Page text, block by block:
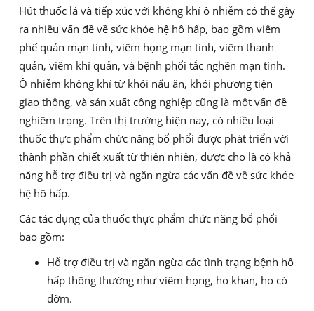
Hút thuốc lá và tiếp xúc với không khí ô nhiễm có thể gây
ra nhiều vấn đề về sức khỏe hệ hô hấp, bao gồm viêm
phế quản mạn tính, viêm họng mạn tính, viêm thanh
quản, viêm khí quản, và bệnh phổi tắc nghẽn mạn tính.
Ô nhiễm không khí từ khói nấu ăn, khói phương tiện
giao thông, và sản xuất công nghiệp cũng là một vấn đề
nghiêm trọng. Trên thị trường hiện nay, có nhiều loại
thuốc thực phẩm chức năng bổ phổi được phát triển với
thành phần chiết xuất từ thiên nhiên, được cho là có khả
năng hỗ trợ điều trị và ngăn ngừa các vấn đề về sức khỏe
hệ hô hấp.
Các tác dụng của thuốc thực phẩm chức năng bổ phổi
bao gồm:
Hỗ trợ điều trị và ngăn ngừa các tình trạng bệnh hô
hấp thông thường như viêm họng, ho khan, ho có
đờm.